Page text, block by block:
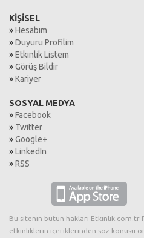
KİŞİSEL
»Hesabım
»Duyuru Profilim
»Etkinlik Listem
»Görüş Bildir
»Kariyer
SOSYAL MEDYA
»Facebook
» Twitter
»Google+
»LinkedIn
»RSS
Bu sitenin bütün hakları Etkinlik.com.tr
etkinliklerin içeriklerinden söz konusu